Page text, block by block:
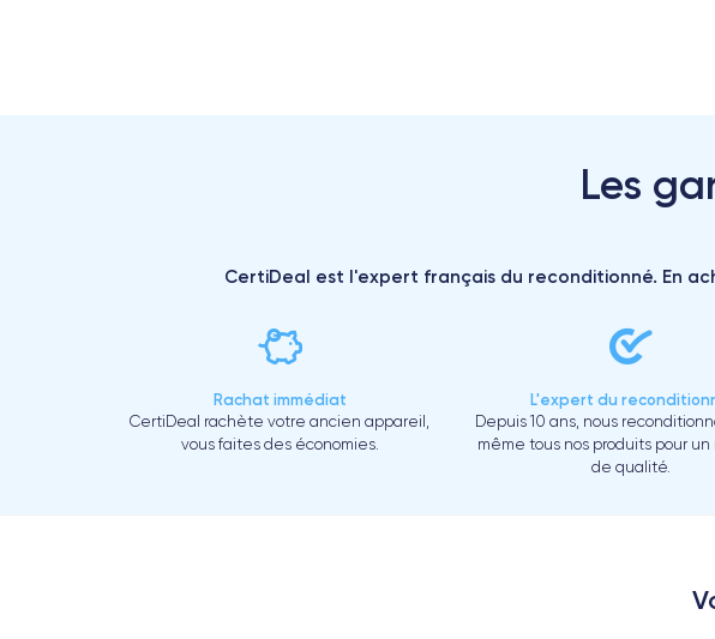
Les
CertiDeal est l'expert français du reconditionné. En
Rachat immédiat
CertiDeal rachète votre ancien appareil,
vous faites des économies.
L'expert du
Depuis 10 ans, nous
même tous nos produits pour un
de qualité.